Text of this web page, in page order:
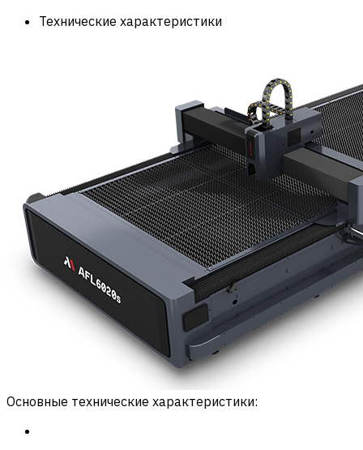
Технические характеристики
Основные технические характеристики: